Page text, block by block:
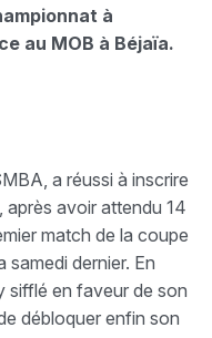
à
au MOB à Béjaïa.
a réussi à inscrire
après avoir attendu 14
match de la coupe
samedi dernier. En
sifflé en faveur de son
débloquer enfin son